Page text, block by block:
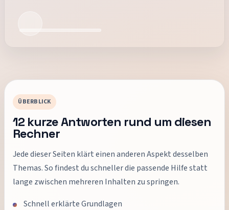
ÜBERBLICK
12 kurze Antworten rund um diesen
Rechner
Jede dieser Seiten klärt einen anderen Aspekt desselben
Themas. So findest du schneller die passende Hilfe statt
lange zwischen mehreren Inhalten zu springen.
Schnell erklärte Grundlagen